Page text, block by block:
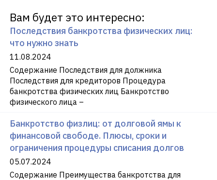
Вам будет это интересно:
Последствия банкротства физических лиц:
что нужно знать
11.08.2024
Содержание Последствия для должника
Последствия для кредиторов Процедура
банкротства физических лиц Банкротство
физического лица –
Банкротство физлиц: от долговой ямы к
финансовой свободе. Плюсы, сроки и
ограничения процедуры списания долгов
05.07.2024
Содержание Преимущества банкротства для